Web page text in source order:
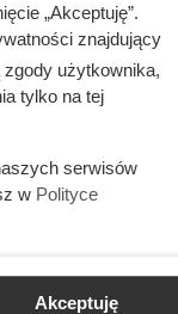
„Akceptuję”.
znajdujący
użytkownika,
tylko na tej
serwisów
w Polityce
Akceptuję